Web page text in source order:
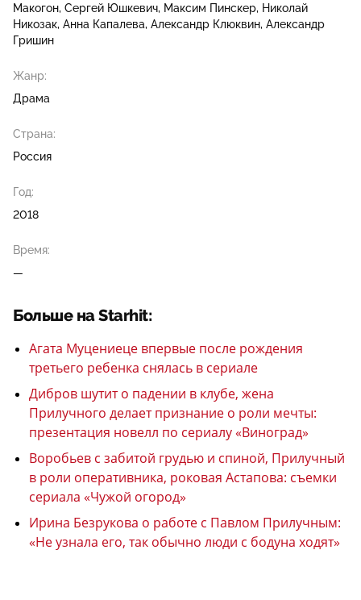
Макогон Сергей Юшкевич Максим Пинскер Николай
Никозак Анна Капалева Александр Клюквин Александр
Гришин
Жанр:
Драма
Страна:
Россия
Год:
2018
Время:
—
Больше на Starhit:
Агата Муцениеце впервые после рождения
третьего ребенка снялась в сериале
Дибров шутит о падении в клубе, жена
Прилучного делает признание о роли мечты:
презентация новелл по сериалу «Виноград»
Воробьев с забитой грудью и спиной, Прилучный
в роли оперативника, роковая Астапова: съемки
сериала «Чужой огород»
Ирина Безрукова о работе с Павлом Прилучным:
«Не узнала его, так обычно люди с бодуна ходят»